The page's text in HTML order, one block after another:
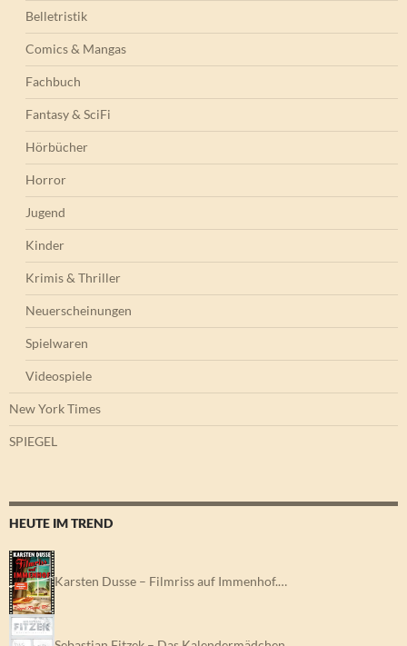
Belletristik
Comics & Mangas
Fachbuch
Fantasy & SciFi
Hörbücher
Horror
Jugend
Kinder
Krimis & Thriller
Neuerscheinungen
Spielwaren
Videospiele
New York Times
SPIEGEL
HEUTE IM TREND
Karsten Dusse – Filmriss auf Immenhof.…